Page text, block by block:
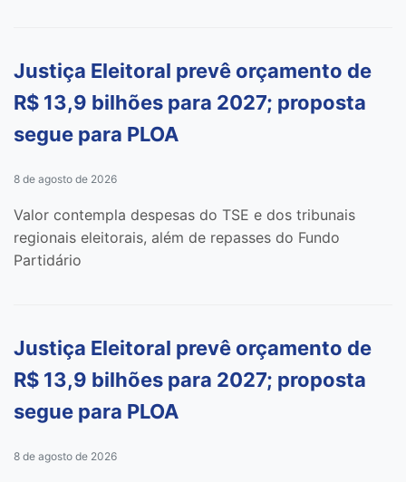
Justiça Eleitoral prevê orçamento de
R$ 13,9 bilhões para 2027; proposta
segue para PLOA
8 de agosto de 2026
Valor contempla despesas do TSE e dos tribunais
regionais eleitorais, além de repasses do Fundo
Partidário
Justiça Eleitoral prevê orçamento de
R$ 13,9 bilhões para 2027; proposta
segue para PLOA
8 de agosto de 2026